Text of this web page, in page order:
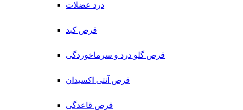
درد عضلات
قرص کبد
قرص گلو درد و سرماخوردگی
قرص آنتی اکسیدان
قرص قاعدگی